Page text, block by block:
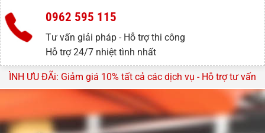
0962 595 115
Tư vấn giải pháp - Hỗ trợ thi công
Hỗ trợ 24/7 nhiệt tình nhất
giá 10% tất cả các dịch vụ - Hỗ trợ tư vấn, lên thiết kế miễn